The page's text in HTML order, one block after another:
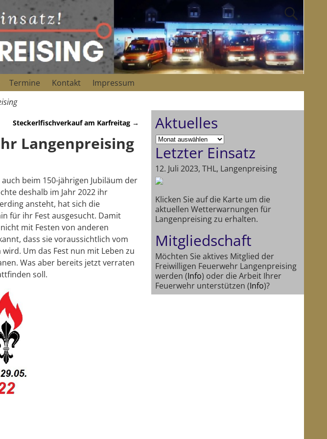
Termine Kontakt
Impressum
Steckerlfischverkauf am Karfreitag →
Langenpreising
beim 150-jährigen Jubiläum der
deshalb im Jahr 2022 ihr
ansteht, hat sich die
für ihr Fest ausgesucht. Damit
mit Festen von anderen
dass sie voraussichtlich vom
Um das Fest nun mit Leben zu
Was aber bereits jetzt verraten
soll.
Aktuelles
Letzter Einsatz
12. Juli 2023, THL, Langenpreising
Klicken Sie auf die Karte um die
aktuellen Wetterwarnungen für
Langenpreising zu erhalten.
Mitgliedschaft
Möchten Sie aktives Mitglied der
Freiwilligen Feuerwehr Langenpreising
werden (Info) oder die Arbeit Ihrer
Feuerwehr unterstützen (Info)?